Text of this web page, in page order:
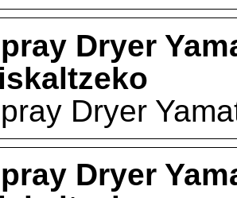
Dryer
Dryer
Dryer